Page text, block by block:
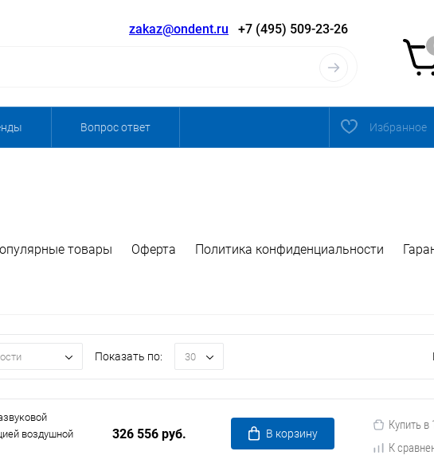
zakaz@ondent.ru +7 (495) 509-23-26
Вопрос ответ Избранное
товары Оферта Политика конфиденциальности
Показать по: 30
воздушной
326 556 руб. В корзину
Купить в
К